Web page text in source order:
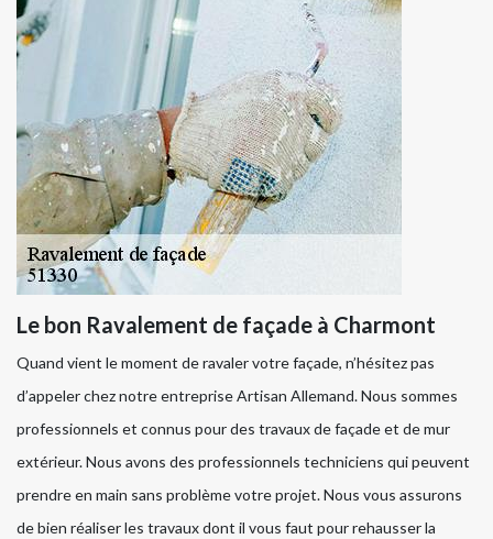
Le bon Ravalement de façade à Charmont
Quand vient le moment de ravaler votre façade, n’hésitez pas
d’appeler chez notre entreprise Artisan Allemand. Nous sommes
professionnels et connus pour des travaux de façade et de mur
extérieur. Nous avons des professionnels techniciens qui peuvent
prendre en main sans problème votre projet. Nous vous assurons
de bien réaliser les travaux dont il vous faut pour rehausser la